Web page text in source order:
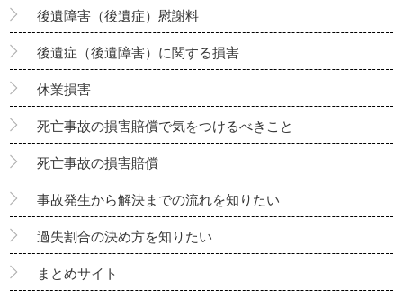
後遺障害（後遺症）慰謝料
後遺症（後遺障害）に関する損害
休業損害
死亡事故の損害賠償で気をつけるべきこと
死亡事故の損害賠償
事故発生から解決までの流れを知りたい
過失割合の決め方を知りたい
まとめサイト